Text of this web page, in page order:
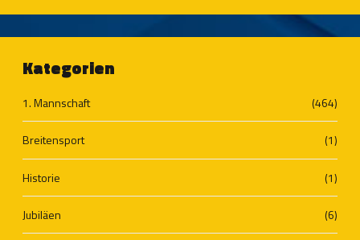
Kategorien
1. Mannschaft (464)
Breitensport (1)
Historie (1)
Jubiläen (6)